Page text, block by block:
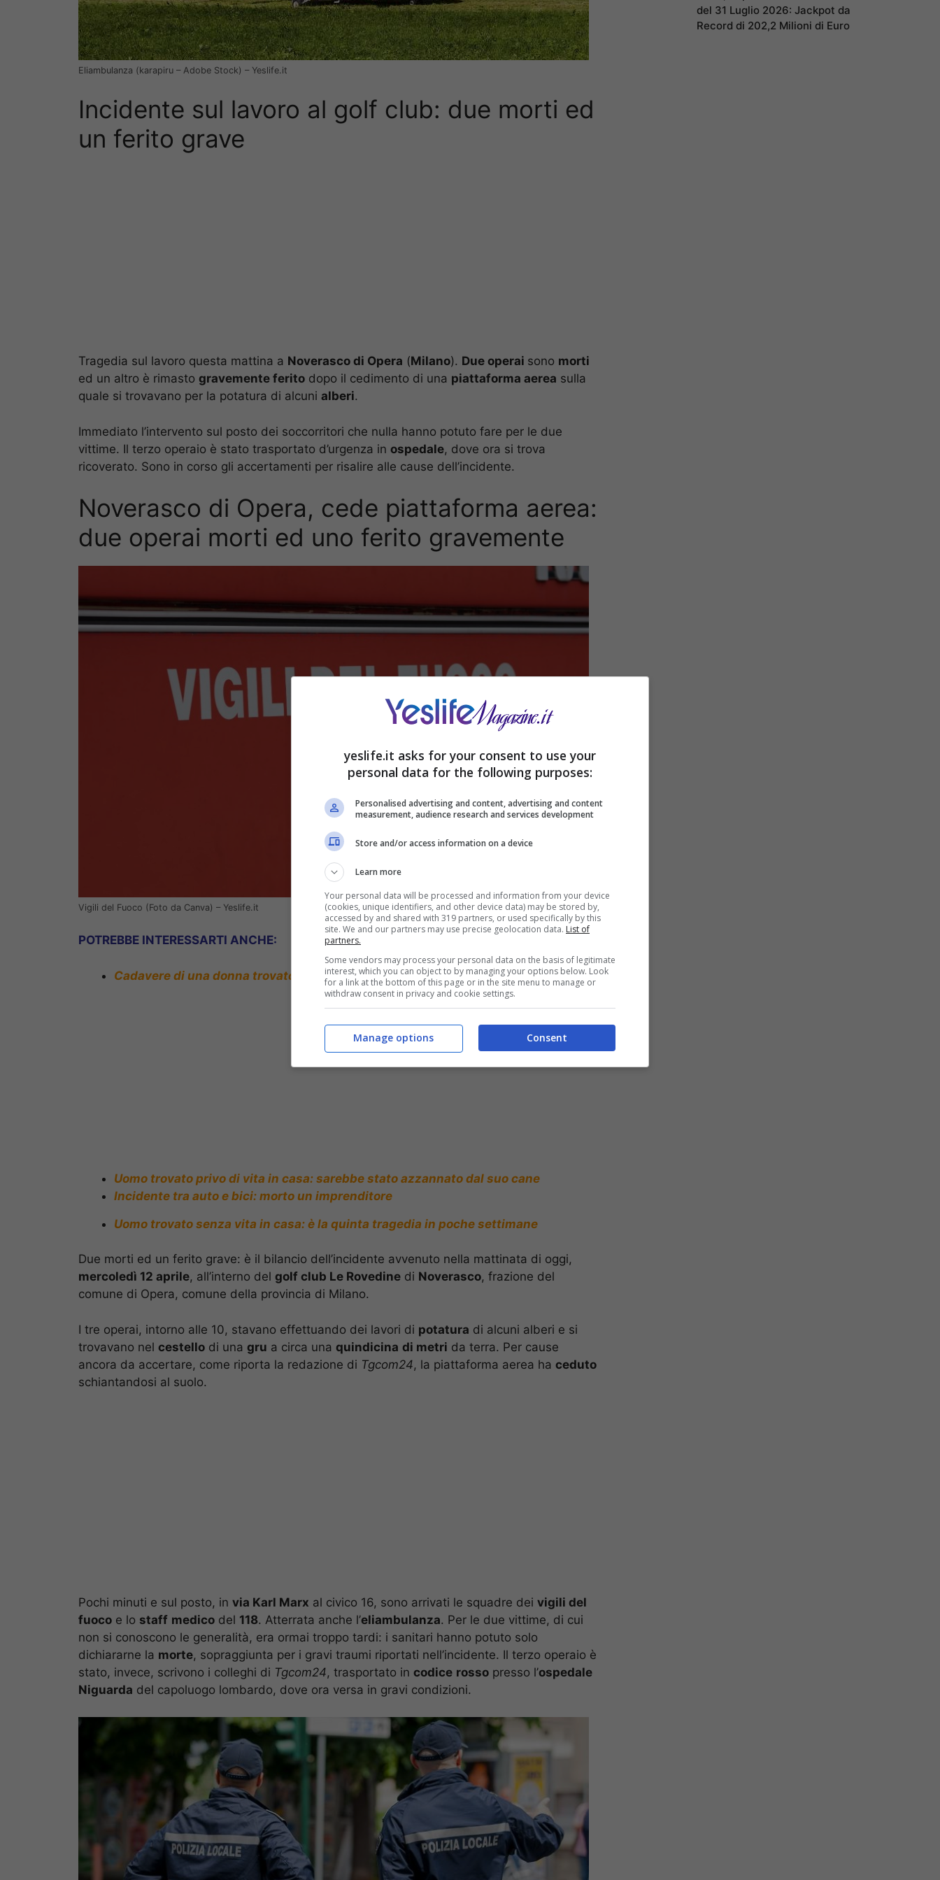
Eliambulanza (karapiru – Adobe Stock) – Yeslife.it
Incidente sul lavoro al golf club: due morti ed
un ferito grave
Tragedia sul lavoro questa mattina a Noverasco di Opera (Milano). Due operai sono morti
ed un altro è rimasto gravemente ferito dopo il cedimento di una piattaforma aerea sulla
quale si trovavano per la potatura di alcuni alberi.
Immediato l’intervento sul posto dei soccorritori che nulla hanno potuto fare per le due
vittime. Il terzo operaio è stato trasportato d’urgenza in ospedale, dove ora si trova
ricoverato. Sono in corso gli accertamenti per risalire alle cause dell’incidente.
Noverasco di Opera, cede piattaforma aerea:
due operai morti ed uno ferito gravemente
Vigili del Fuoco (Foto da Canva) – Yeslife.it
POTREBBE INTERESSARTI ANCHE:
Cadavere di una donna trovato in un giardino: è giallo
Uomo trovato privo di vita in casa: sarebbe stato azzannato dal suo cane
Incidente tra auto e bici: morto un imprenditore
Uomo trovato senza vita in casa: è la quinta tragedia in poche settimane
Due morti ed un ferito grave: è il bilancio dell’incidente avvenuto nella mattinata di oggi,
mercoledì 12 aprile, all’interno del golf club Le Rovedine di Noverasco, frazione del
comune di Opera, comune della provincia di Milano.
I tre operai, intorno alle 10, stavano effettuando dei lavori di potatura di alcuni alberi e si
trovavano nel cestello di una gru a circa una quindicina di metri da terra. Per cause
ancora da accertare, come riporta la redazione di Tgcom24, la piattaforma aerea ha ceduto
schiantandosi al suolo.
Pochi minuti e sul posto, in via Karl Marx al civico 16, sono arrivati le squadre dei vigili del
fuoco e lo staff medico del 118. Atterrata anche l’eliambulanza. Per le due vittime, di cui
non si conoscono le generalità, era ormai troppo tardi: i sanitari hanno potuto solo
dichiararne la morte, sopraggiunta per i gravi traumi riportati nell’incidente. Il terzo operaio è
stato, invece, scrivono i colleghi di Tgcom24, trasportato in codice rosso presso l’ospedale
Niguarda del capoluogo lombardo, dove ora versa in gravi condizioni.
del 31 Luglio 2026: Jackpot da
Record di 202,2 Milioni di Euro
yeslife.it asks for your consent to use your
personal data for the following purposes:
Personalised advertising and content, advertising and content
measurement, audience research and services development
Store and/or access information on a device
Learn more
Your personal data will be processed and information from your device
(cookies, unique identifiers, and other device data) may be stored by,
accessed by and shared with 319 partners, or used specifically by this
site. We and our partners may use precise geolocation data. List of
partners.
Some vendors may process your personal data on the basis of legitimate
interest, which you can object to by managing your options below. Look
for a link at the bottom of this page or in the site menu to manage or
withdraw consent in privacy and cookie settings.
Consent
Manage options